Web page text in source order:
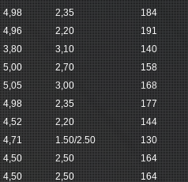
4,98 2,35 184
4,96 2,20 191
3,80 3,10 140
5,00 2,70 158
5,05 3,00 168
4,98 2,35 177
4,52 2,20 144
4,71 1.50/2.50 130
4,50 2,50 164
4,50 2,50 164